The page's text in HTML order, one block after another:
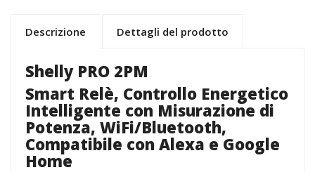
Descrizione Dettagli del prodotto
Shelly PRO 2PM
Smart Relè, Controllo Energetico
Intelligente con Misurazione di
Potenza, WiFi/Bluetooth,
Compatibile con Alexa e Google
Home